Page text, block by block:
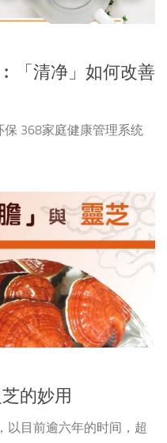
「清净」如何改善
368家庭健康管理系统
的妙用
以目前逾六年的时间，超